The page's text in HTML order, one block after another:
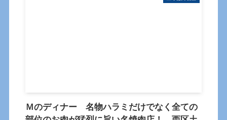
Ｍのディナー 名物ハラミだけでなく全ての